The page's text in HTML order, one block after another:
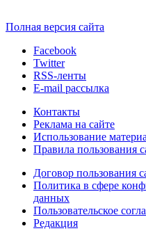
Полная версия сайта
Facebook
Twitter
RSS-ленты
E-mail рассылка
Контакты
Реклама на сайте
Использование
Правила пользования
Договор пользования
Политика в сфере
данных
Пользовательское
Редакция